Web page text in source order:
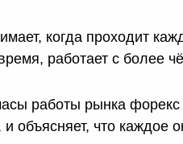
когда проходит
работает с более
работы рынка
и объясняет, что каждое